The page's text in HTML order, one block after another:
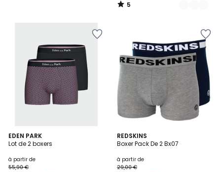
5
/
EDEN PARK
Lot de 2 boxers
à partir de
55,90 €
REDSKINS
Boxer Pack De 2 Bx07
à partir de
29,00 €
5
/
4
Couleurs